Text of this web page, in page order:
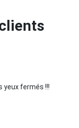
fermés !!!